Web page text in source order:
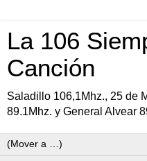
La 106
Canción
Saladillo 106,1Mhz., 25 de
89.1Mhz. y General Alvear